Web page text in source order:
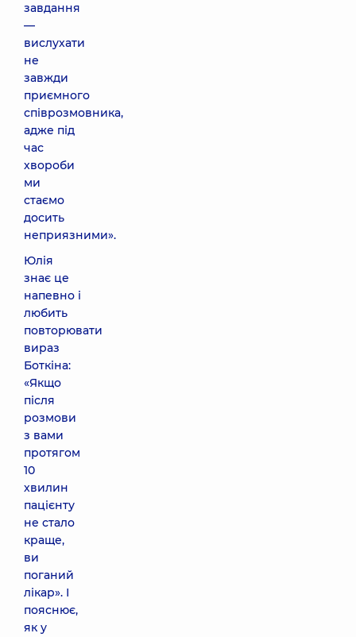
завдання
—
вислухати
не
завжди
приємного
співрозмовника,
адже під
час
хвороби
ми
стаємо
досить
неприязними».
Юлія
знає це
напевно і
любить
повторювати
вираз
Боткіна:
«Якщо
після
розмови
з вами
протягом
10
хвилин
пацієнту
не стало
краще,
ви
поганий
лікар». І
пояснює,
як у